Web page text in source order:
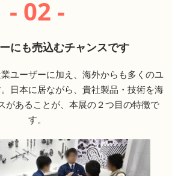
- 02 -
にも売込むチャンスです
ユーザーに加え、海外からも多くのユ
日本に居ながら、貴社製品・技術を海
があることが、本展の２つ目の特徴で
す。